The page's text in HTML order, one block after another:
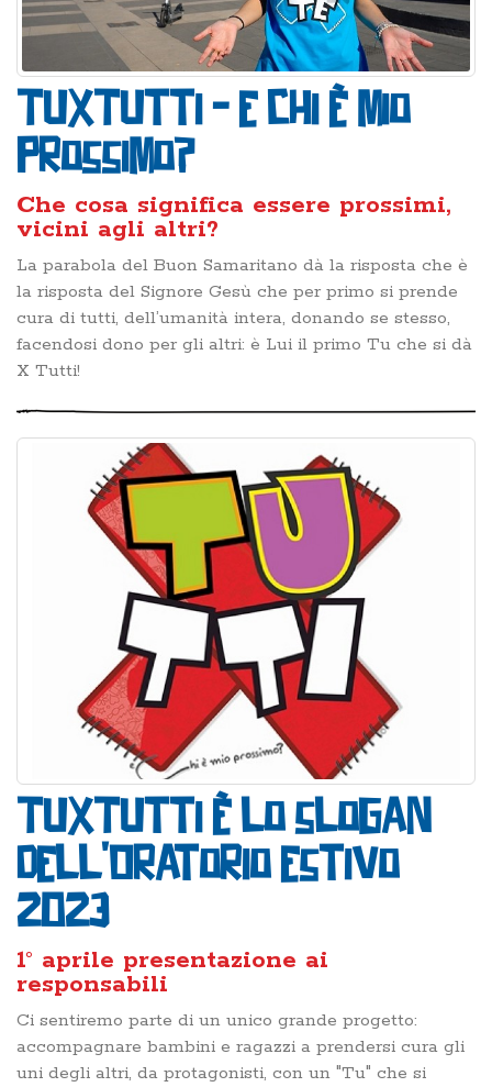
TuXTutti - e chi è mio
prossimo?
Che cosa significa essere prossimi,
vicini agli altri?
La parabola del Buon Samaritano dà la risposta che è
la risposta del Signore Gesù che per primo si prende
cura di tutti, dell’umanità intera, donando se stesso,
facendosi dono per gli altri: è Lui il primo Tu che si dà
X Tutti!
TuXTutti è lo slogan
dell'Oratorio estivo
2023
1° aprile presentazione ai
responsabili
Ci sentiremo parte di un unico grande progetto:
accompagnare bambini e ragazzi a prendersi cura gli
uni degli altri, da protagonisti, con un "Tu" che si